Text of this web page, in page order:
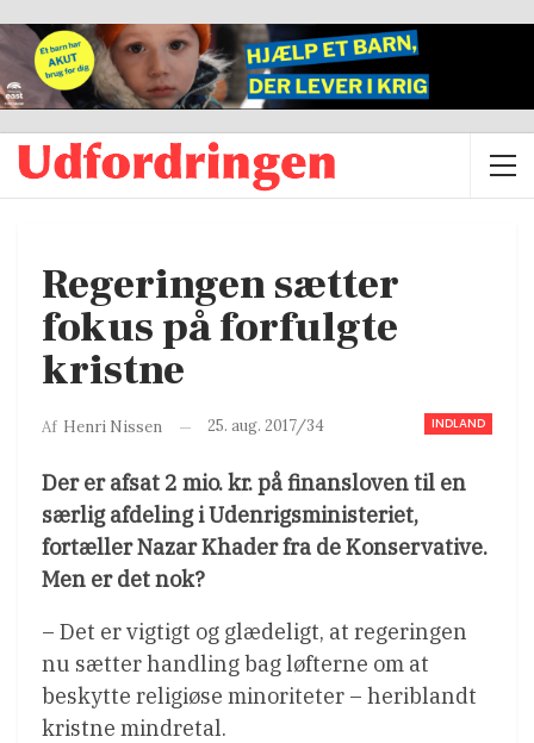
Regeringen sætter
fokus på forfulgte
kristne
INDLAND
Af Henri Nissen 25. aug. 2017/34
Der er afsat 2 mio. kr. på finansloven til en
særlig afdeling i Udenrigsministeriet,
fortæller Nazar Khader fra de Konservative.
Men er det nok?
– Det er vigtigt og glædeligt, at regeringen
nu sætter handling bag løfterne om at
beskytte religiøse minoriteter – heriblandt
kristne mindretal.